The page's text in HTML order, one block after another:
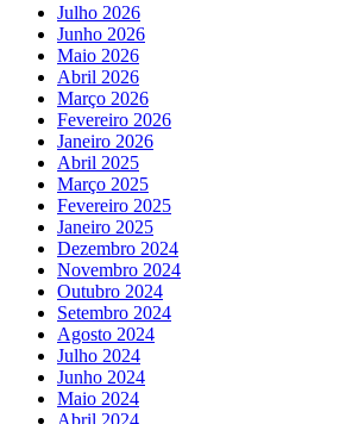
Julho 2026
Junho 2026
Maio 2026
Abril 2026
Março 2026
Fevereiro 2026
Janeiro 2026
Abril 2025
Março 2025
Fevereiro 2025
Janeiro 2025
Dezembro 2024
Novembro 2024
Outubro 2024
Setembro 2024
Agosto 2024
Julho 2024
Junho 2024
Maio 2024
Abril 2024